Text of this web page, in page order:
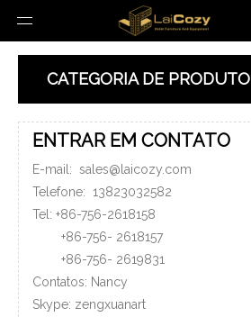
CATEGORIA DE PRODUTO
ENTRAR EM CONTATO
E-mail: sales@laicozy.com
Telefone: 13823032582
Tel: +86-756-2618158
+86-756- 2618157
+86-756- 2619831
Contatos: Nancy
Skype: zengxuanart